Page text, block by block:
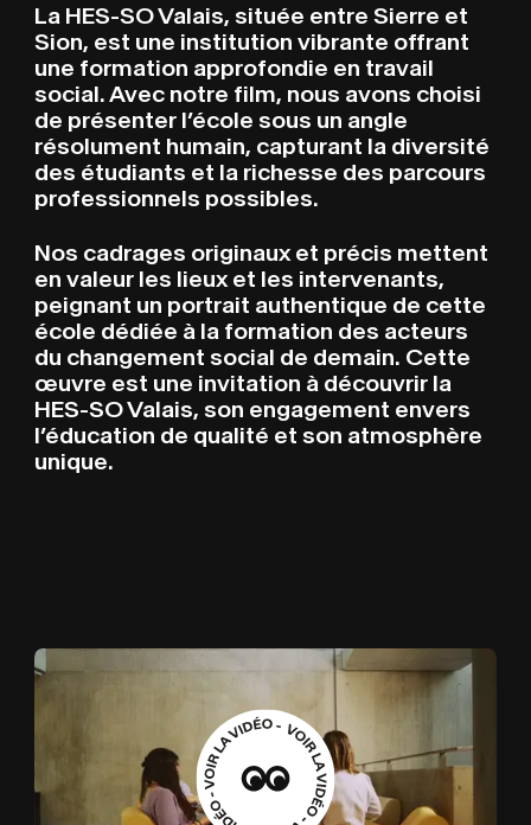
La HES-SO Valais, située entre Sierre et
Sion, est une institution vibrante offrant
une formation approfondie en travail
social. Avec notre film, nous avons choisi
de présenter l’école sous un angle
résolument humain, capturant la diversité
des étudiants et la richesse des parcours
professionnels possibles.
Nos cadrages originaux et précis mettent
en valeur les lieux et les intervenants,
peignant un portrait authentique de cette
école dédiée à la formation des acteurs
du changement social de demain. Cette
œuvre est une invitation à découvrir la
HES-SO Valais, son engagement envers
l’éducation de qualité et son atmosphère
unique.